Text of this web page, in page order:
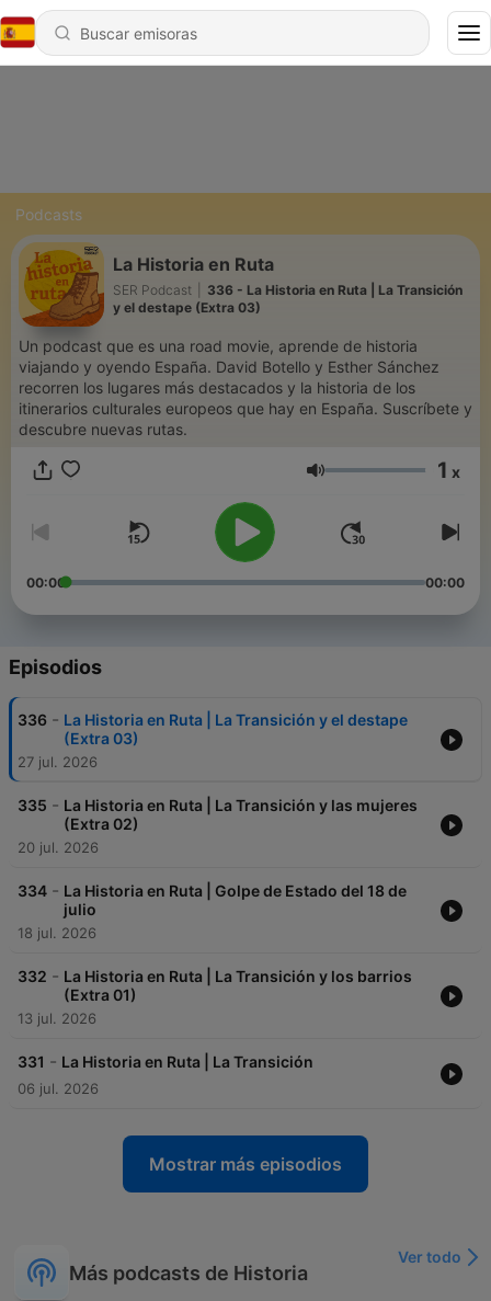
Podcasts
La Historia en Ruta
SER Podcast
336 - La Historia en Ruta | La Transición
y el destape (Extra 03)
Un podcast que es una road movie, aprende de historia
viajando y oyendo España. David Botello y Esther Sánchez
recorren los lugares más destacados y la historia de los
itinerarios culturales europeos que hay en España. Suscríbete y
descubre nuevas rutas.
Volumen 1 x
00:00 00:00
Episodios
336 - La Historia en Ruta | La Transición y el destape
(Extra 03)
27 jul. 2026
335 - La Historia en Ruta | La Transición y las mujeres
(Extra 02)
20 jul. 2026
334 - La Historia en Ruta | Golpe de Estado del 18 de
julio
18 jul. 2026
332 - La Historia en Ruta | La Transición y los barrios
(Extra 01)
13 jul. 2026
331 - La Historia en Ruta | La Transición
06 jul. 2026
Mostrar más episodios
Más podcasts de Historia
Ver todo